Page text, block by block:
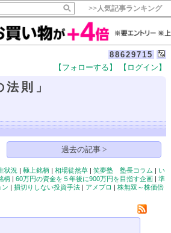
>>人気記事ランキング
88629715
【フォローする】
【ログイン】
則」
いいね!
過去の記事 >
状況 | 極上銘柄 | 相場徒然草 | 笑夢塾 塾長コラム | い
柄| 60万円の資金を５年後に900万円を目指す企画| 準
ン | 損切りしない投資手法 | アメブロ | 株無双～株価倍